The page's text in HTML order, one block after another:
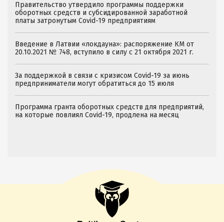
Правительство утвердило программы поддержки
оборотных средств и cубсидированной заработной
платы затронутым Covid-19 предприятиям
Введение в Латвии «локдауна»: распоряжение КМ от
20.10.2021 № 748, вступило в силу c 21 октября 2021 г.
За поддержкой в связи с кризисом Covid-19 за июнь
предприниматели могут обратиться до 15 июля
Программа гранта оборотных средств для предприятий,
на которые повлиял Covid-19, продлена на месяц